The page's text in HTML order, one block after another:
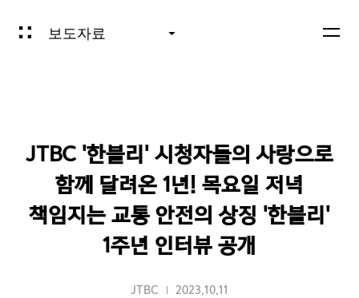
보도자료
JTBC '한블리' 시청자들의 사랑으로
함께 달려온 1년! 목요일 저녁
책임지는 교통 안전의 상징 '한블리'
1주년 인터뷰 공개
JTBC 2023.10.11